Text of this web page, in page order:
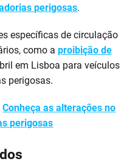
perigosas.
específicas de circulação
como aproibição de
em Lisboa para veículos
perigosas.
Conheça as alterações no
perigosas